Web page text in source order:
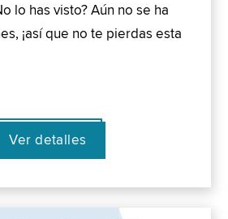
lo has visto? Aún no se ha
¡así que no te pierdas esta
Ver detalles